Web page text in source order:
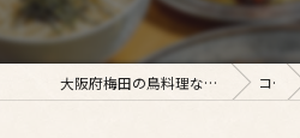
大阪府梅田の鳥料理なら釜焼鳥本舗おやひなや 梅田店 コラム